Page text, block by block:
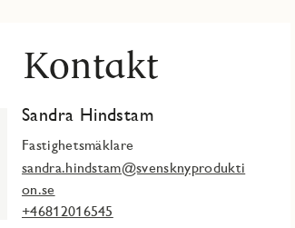
Kontakt
Sandra Hindstam
Fastighetsmäklare
sandra.hindstam@svensknyprodukti
on.se
+46812016545